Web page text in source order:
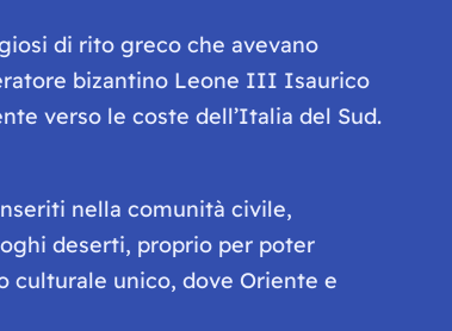
di rito greco che avevano
bizantino Leone III Isaurico
verso le coste dell’Italia del Sud.
nella comunità civile,
deserti, proprio per poter
culturale unico, dove Oriente e